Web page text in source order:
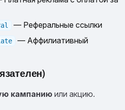
— Реферальные ссылки
— Аффилиативный
кампаниюили акцию.